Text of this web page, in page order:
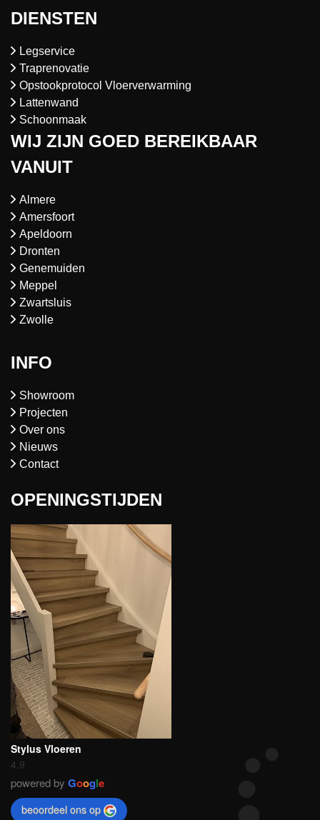
DIENSTEN
Legservice
Traprenovatie
Opstookprotocol Vloerverwarming
Lattenwand
Schoonmaak
WIJ ZIJN GOED BEREIKBAAR
VANUIT
Almere
Amersfoort
Apeldoorn
Dronten
Genemuiden
Meppel
Zwartsluis
Zwolle
INFO
Showroom
Projecten
Over ons
Nieuws
Contact
OPENINGSTIJDEN
Stylus Vloeren
4.9
powered by Google
beoordeel ons op